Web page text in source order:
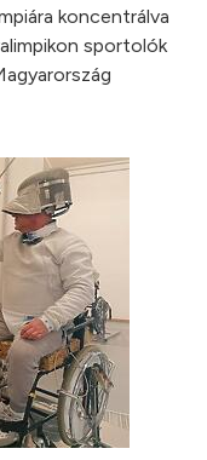
koncentrálva
sportolók